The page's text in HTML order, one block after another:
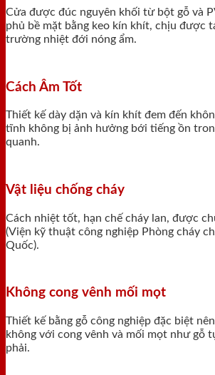
Cửa được đúc nguyên khối từ bột gỗ và
phủ bề mặt bằng keo kín khít, chịu được
trường nhiệt đới nóng ẩm.
Cách Âm Tốt
Thiết kế dày dặn và kín khít đem đến
tĩnh không bị ảnh hưởng bới tiếng ồn
quanh.
Vật liệu chống cháy
Cách nhiệt tốt, hạn chế cháy lan, được
(Viện kỹ thuật công nghiệp Phòng cháy
Quốc).
Không cong vênh mối mọt
Thiết kế bằng gỗ công nghiệp đặc biệt
không với cong vênh và mối mọt như gỗ
phải.